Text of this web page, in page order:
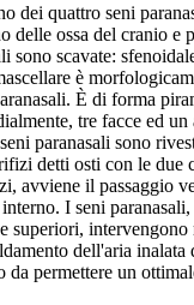
dei quattro seni
delle ossa del cranio e
sono scavate:
è
È di forma
tre facce ed
paranasali sono
detti osti con le due
avviene il passaggio
I seni paranasali,
superiori, intervengono
dell'aria inalata
permettere un